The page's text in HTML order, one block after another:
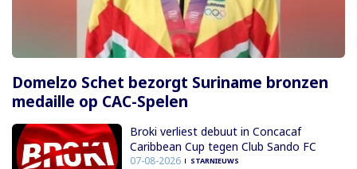
Domelzo Schet bezorgt Suriname bronzen
medaille op CAC-Spelen
Broki verliest debuut in Concacaf
Caribbean Cup tegen Club Sando FC
07-08-2026 STARNIEUWS